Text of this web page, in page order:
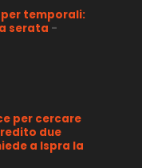
temporali:
serata -
per cercare
due
a Ispra la